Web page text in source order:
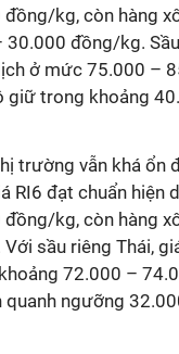
kg, còn hàng
30.000 đồng/kg.
ở mức 75.000 –
giữ trong khoảng
trường vẫn khá ổn
RI6 đạt chuẩn hiện
kg, còn hàng
sầu riêng Thái,
72.000 –
quanh ngưỡng